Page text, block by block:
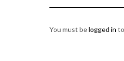
You must belogged in